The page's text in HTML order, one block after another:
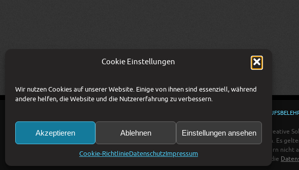
Cookie Einstellungen
Wir nutzen Cookies auf unserer Website. Einige von ihnen sind essenziell, während
andere helfen, die Website und die Nutzererfahrung zu verbessern.
Akzeptieren Ablehnen Einstellungen ansehen
Cookie-RichtlinieDatenschutzImpressum
Copyright © 1993-2026 CSM Production GmbH Österreich - Creative
Preise zzgl. 20% MwSt. Irrtümer und Änderungen vorbehalten. Es
Bildrechte: CSM Production GmbH, Fotolia / Adobe Stock, sofern nicht
Diese Website ist durch reCAPTCHA geschützt und es gelten die